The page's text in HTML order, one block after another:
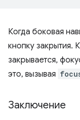
Когда боковая
кнопку закрытия.
закрывается,
это, вызывая
Заключение